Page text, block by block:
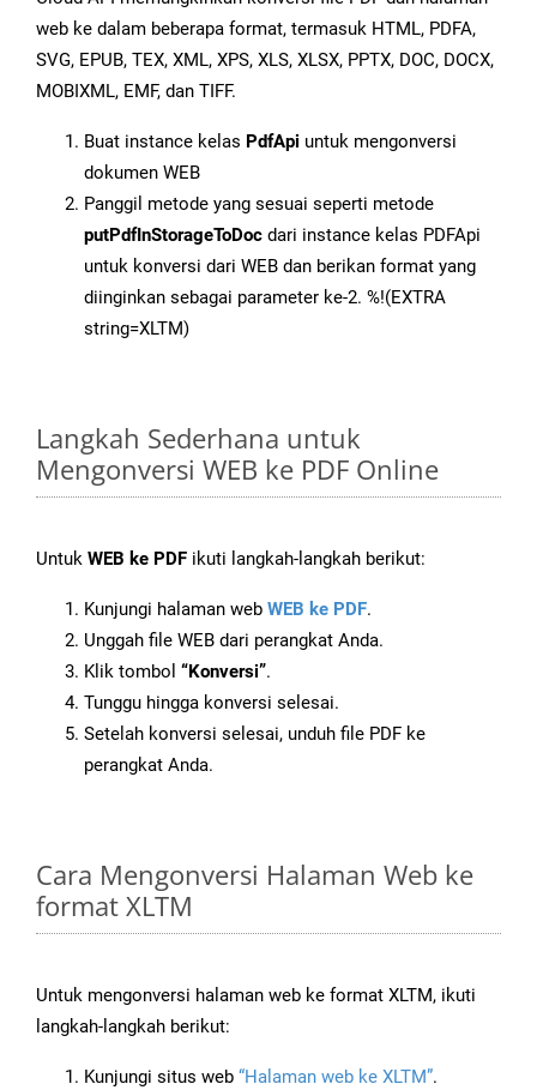
web ke dalam beberapa format, termasuk HTML, PDFA,
SVG, EPUB, TEX, XML, XPS, XLS, XLSX, PPTX, DOC, DOCX,
MOBIXML, EMF, dan TIFF.
Buat instance kelas PdfApi untuk mengonversi
dokumen WEB
Panggil metode yang sesuai seperti metode
putPdfInStorageToDoc dari instance kelas PDFApi
untuk konversi dari WEB dan berikan format yang
diinginkan sebagai parameter ke-2. %!(EXTRA
string=XLTM)
Langkah Sederhana untuk
Mengonversi WEB ke PDF Online
Untuk WEB ke PDF ikuti langkah-langkah berikut:
Kunjungi halaman web WEB ke PDF.
Unggah file WEB dari perangkat Anda.
Klik tombol “Konversi”.
Tunggu hingga konversi selesai.
Setelah konversi selesai, unduh file PDF ke
perangkat Anda.
Cara Mengonversi Halaman Web ke
format XLTM
Untuk mengonversi halaman web ke format XLTM, ikuti
langkah-langkah berikut:
Kunjungi situs web “Halaman web ke XLTM”.